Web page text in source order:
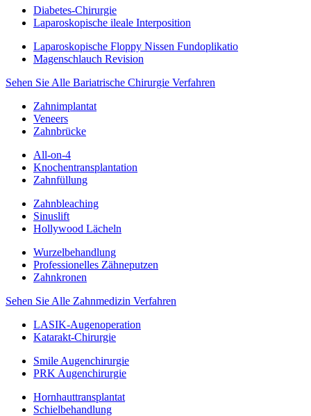
Diabetes-Chirurgie
Laparoskopische ileale Interposition
Laparoskopische Floppy Nissen Fundoplikatio
Magenschlauch Revision
Sehen Sie Alle Bariatrische Chirurgie Verfahren
Zahnimplantat
Veneers
Zahnbrücke
All-on-4
Knochentransplantation
Zahnfüllung
Zahnbleaching
Sinuslift
Hollywood Lächeln
Wurzelbehandlung
Professionelles Zähneputzen
Zahnkronen
Sehen Sie Alle Zahnmedizin Verfahren
LASIK-Augenoperation
Katarakt-Chirurgie
Smile Augenchirurgie
PRK Augenchirurgie
Hornhauttransplantat
Schielbehandlung